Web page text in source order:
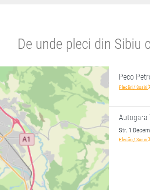
De unde pleci din Sibiu
Peco
Plecări / Sosiri
Autogara
Str. 1
Plecări / Sosiri